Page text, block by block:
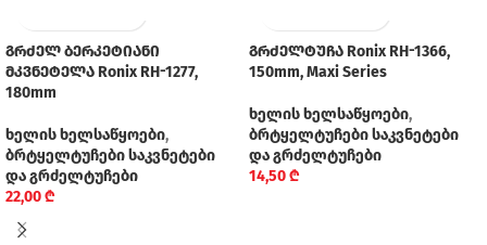
გრძელ ბერკეტიანი
მკვნეტელა Ronix RH-1277,
180mm
ხელის ხელსაწყოები,
ბრტყელტუჩები საკვნეტები
და გრძელტუჩები
22,00₾
გრძელტუჩა Ronix RH-1366,
150mm, Maxi Series
ხელის ხელსაწყოები,
ბრტყელტუჩები საკვნეტები
და გრძელტუჩები
14,50₾